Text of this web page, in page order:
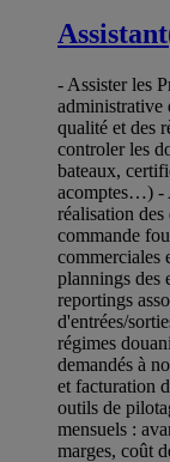
- Assister les
administrative
qualité et des
controler les
bateaux,
acomptes…) -
réalisation des
commande
commerciales
plannings des
reportings
d'entrées/
régimes
demandés à
et facturation
outils de
mensuels :
marges, coût